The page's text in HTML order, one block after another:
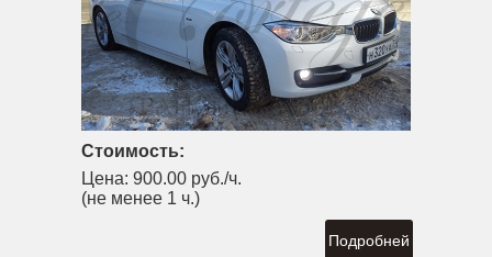
Стоимость:
Цена: 900.00 руб./ч.
(не менее 1 ч.)
Подробней